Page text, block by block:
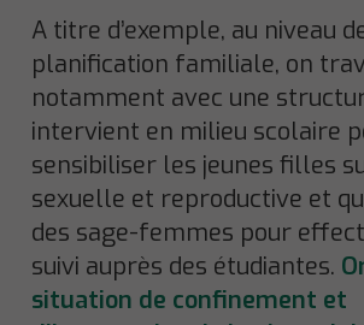
A titre d’exemple, au niveau
planification familiale, on
notamment avec une
intervient en milieu scolaire
sensibiliser les jeunes filles
sexuelle et reproductive et
des sage-femmes pour
suivi auprès des étudiantes.
situation de confinement et